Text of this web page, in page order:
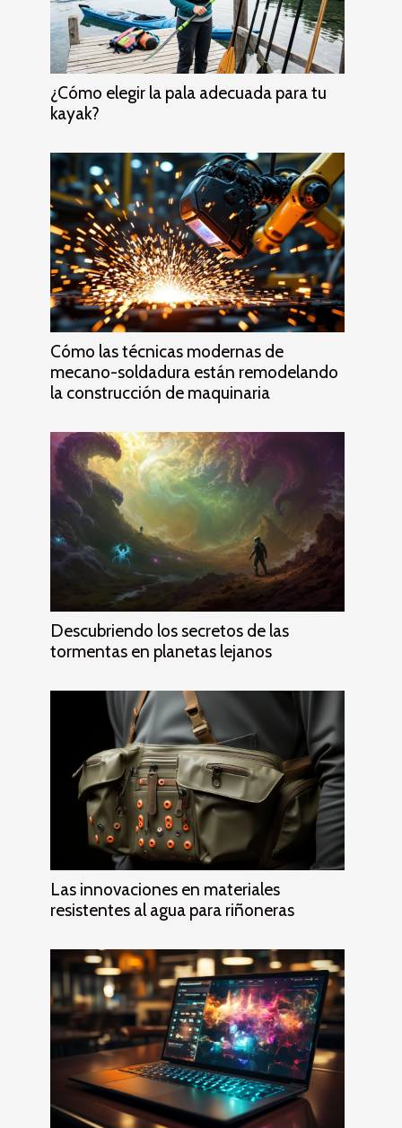
¿Cómo elegir la pala adecuada para tu
kayak?
Cómo las técnicas modernas de
mecano-soldadura están remodelando
la construcción de maquinaria
Descubriendo los secretos de las
tormentas en planetas lejanos
Las innovaciones en materiales
resistentes al agua para riñoneras